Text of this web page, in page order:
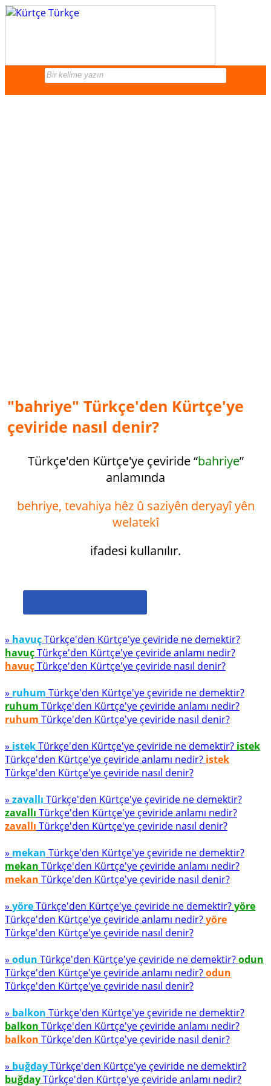
"bahriye" Türkçe'den Kürtçe'ye
çeviride nasıl denir?
Türkçe'den Kürtçe'ye çeviride “bahriye”
anlamında
behriye, tevahiya hêz û saziyên der­yayî yên
welatekî
ifadesi kullanılır.
» havuçTürkçe'den Kürtçe'ye çeviride ne demektir?
havuçTürkçe'den Kürtçe'ye çeviride anlamı nedir?
havuçTürkçe'den Kürtçe'ye çeviride nasıl denir?
» ruhum Türkçe'den Kürtçe'ye çeviride ne demektir?
ruhum Türkçe'den Kürtçe'ye çeviride anlamı nedir?
ruhum Türkçe'den Kürtçe'ye çeviride nasıl denir?
» istekTürkçe'den Kürtçe'ye çeviride ne demektir? istek
Türkçe'den Kürtçe'ye çeviride anlamı nedir? istek
Türkçe'den Kürtçe'ye çeviride nasıl denir?
» zavallı Türkçe'den Kürtçe'ye çeviride ne demektir?
zavallı Türkçe'den Kürtçe'ye çeviride anlamı nedir?
zavallı Türkçe'den Kürtçe'ye çeviride nasıl denir?
» mekan Türkçe'den Kürtçe'ye çeviride ne demektir?
mekan Türkçe'den Kürtçe'ye çeviride anlamı nedir?
mekan Türkçe'den Kürtçe'ye çeviride nasıl denir?
» yöreTürkçe'den Kürtçe'ye çeviride ne demektir?yöre
Türkçe'den Kürtçe'ye çeviride anlamı nedir?yöre
Türkçe'den Kürtçe'ye çeviride nasıl denir?
» odun Türkçe'den Kürtçe'ye çeviride ne demektir?odun
Türkçe'den Kürtçe'ye çeviride anlamı nedir?odun
Türkçe'den Kürtçe'ye çeviride nasıl denir?
» balkon Türkçe'den Kürtçe'ye çeviride ne demektir?
balkon Türkçe'den Kürtçe'ye çeviride anlamı nedir?
balkon Türkçe'den Kürtçe'ye çeviride nasıl denir?
» buğdayTürkçe'den Kürtçe'ye çeviride ne demektir?
buğdayTürkçe'den Kürtçe'ye çeviride anlamı nedir?